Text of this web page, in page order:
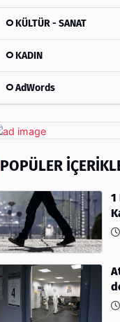
KÜLTÜR - SANAT
KADIN
AdWords
POPÜLER
1